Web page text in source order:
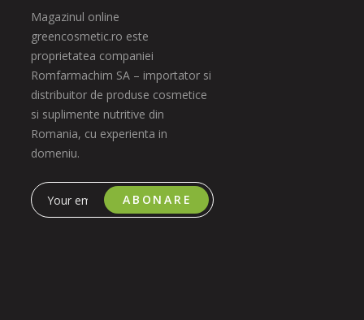
Magazinul online
greencosmetic.ro este
proprietatea companiei
Romfarmachim SA – importator si
distribuitor de produse cosmetice
si suplimente nutritive din
Romania, cu experienta in
domeniu.
ABONARE